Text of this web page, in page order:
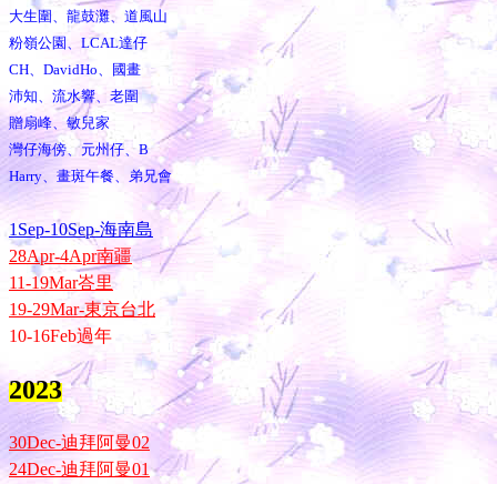
大生圍、龍鼓灘、道風山
粉嶺公園、LCAL達仔
CH、DavidHo、國畫
沛知、流水響、老圍
贈扇峰、敏兒家
灣仔海傍、元州仔、B
Harry、畫斑午餐、弟兄會
1Sep-10Sep-海南島
28Apr-4Apr南疆
11-19Mar峇里
19-29Mar-東京台北
10-16Feb過年
2023
30Dec-迪拜阿曼02
24Dec-迪拜阿曼01